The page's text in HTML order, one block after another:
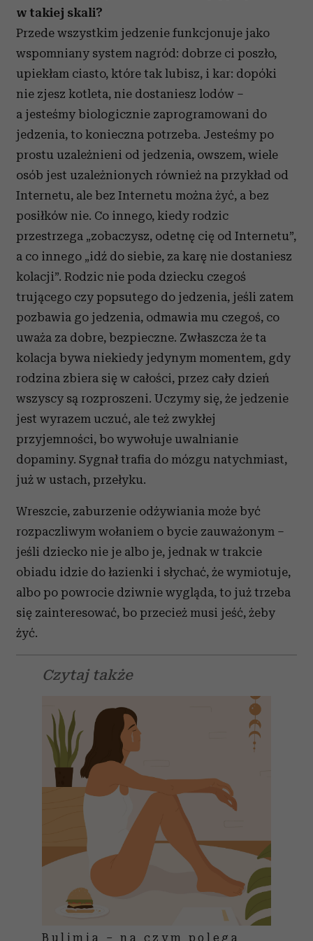
Partnerzy mogą połączyć te informacje z innymi danymi
otrzymanymi od Ciebie lub uzyskanymi podczas
korzystania z ich usług.
w takiej skali?
Przede wszystkim jedzenie funkcjonuje jako
wspomniany system nagród: dobrze ci poszło,
upiekłam ciasto, które tak lubisz, i kar: dopóki
nie zjesz kotleta, nie dostaniesz lodów –
a jesteśmy biologicznie zaprogramowani do
jedzenia, to konieczna potrzeba. Jesteśmy po
prostu uzależnieni od jedzenia, owszem, wiele
osób jest uzależnionych również na przykład od
Internetu, ale bez Internetu można żyć, a bez
posiłków nie. Co innego, kiedy rodzic
przestrzega „zobaczysz, odetnę cię od Internetu”,
a co innego „idź do siebie, za karę nie dostaniesz
kolacji”. Rodzic nie poda dziecku czegoś
trującego czy popsutego do jedzenia, jeśli zatem
pozbawia go jedzenia, odmawia mu czegoś, co
uważa za dobre, bezpieczne. Zwłaszcza że ta
kolacja bywa niekiedy jedynym momentem, gdy
rodzina zbiera się w całości, przez cały dzień
wszyscy są rozproszeni. Uczymy się, że jedzenie
jest wyrazem uczuć, ale też zwykłej
przyjemności, bo wywołuje uwalnianie
dopaminy. Sygnał trafia do mózgu natychmiast,
już w ustach, przełyku.
Wreszcie, zaburzenie odżywiania może być
rozpaczliwym wołaniem o bycie zauważonym –
jeśli dziecko nie je albo je, jednak w trakcie
obiadu idzie do łazienki i słychać, że wymiotuje,
albo po powrocie dziwnie wygląda, to już trzeba
się zainteresować, bo przecież musi jeść, żeby
żyć.
Czytaj także
Bulimia – na czym polega